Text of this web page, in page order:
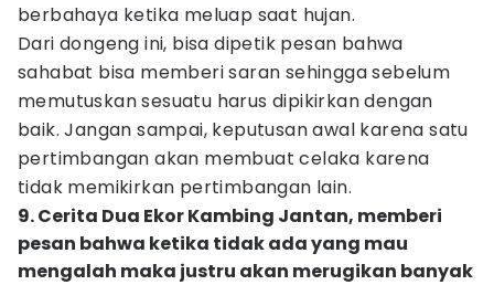
berbahaya ketika meluap saat hujan.
Dari dongeng ini, bisa dipetik pesan bahwa
sahabat bisa memberi saran sehingga sebelum
memutuskan sesuatu harus dipikirkan dengan
baik. Jangan sampai, keputusan awal karena satu
pertimbangan akan membuat celaka karena
tidak memikirkan pertimbangan lain.
9. Cerita Dua Ekor Kambing Jantan, memberi
pesan bahwa ketika tidak ada yang mau
mengalah maka justru akan merugikan banyak